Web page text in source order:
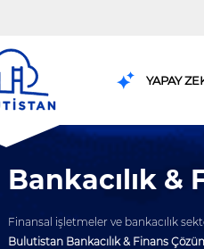
YAPAY
Bankacılık &
Finansal işletmeler ve bankacılık
Bulutistan Bankacılık & Finans